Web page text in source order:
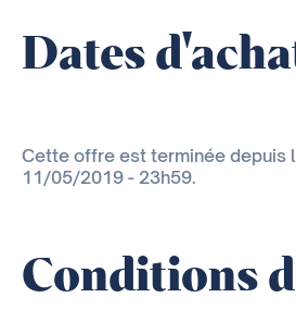
Dates
Cette offre est terminée depuis
11/05/2019 - 23h59.
Conditions